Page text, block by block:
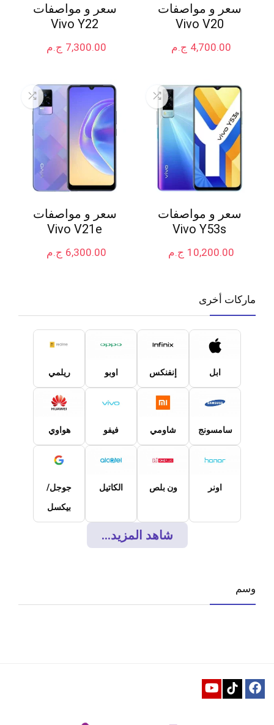
سعر و مواصفات
Vivo V20
ج.م 4,700.00
سعر و مواصفات
Vivo Y22
ج.م 7,300.00
سعر و مواصفات
Vivo Y53s
ج.م 10,200.00
سعر و مواصفات
Vivo V21e
ج.م 6,300.00
ماركات أخرى
ابل إنفنكس اوبو ريلمي
سامسونج شاومي فيفو هواوي
اونر ون بلص الكاتيل
جوجل/
بيكسل
شاهد المزيد...
وسم